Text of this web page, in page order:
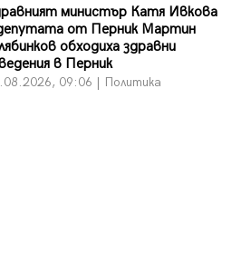
министър Катя Ивкова
от Перник Мартин
обходиха здравни
в Перник
09:06 | Политика